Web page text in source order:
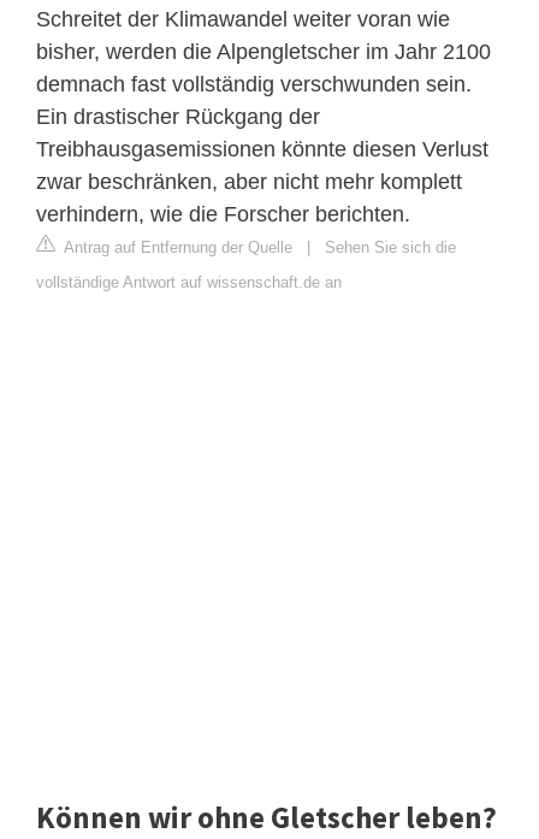
Schreitet der Klimawandel weiter voran wie
bisher, werden die Alpengletscher im Jahr 2100
demnach fast vollständig verschwunden sein.
Ein drastischer Rückgang der
Treibhausgasemissionen könnte diesen Verlust
zwar beschränken, aber nicht mehr komplett
verhindern, wie die Forscher berichten.
Antrag auf Entfernung der Quelle
Sehen Sie sich die
vollständige Antwort auf wissenschaft.de an
Können wir ohne Gletscher leben?